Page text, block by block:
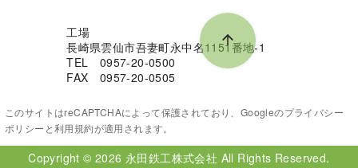
工場
長崎県雲仙市吾妻町永中名1151番地-1
TEL 0957-20-0500
FAX 0957-20-0505
このサイトはreCAPTCHAによって保護されており、Googleのプライバシー
ポリシー と利用規約が適用されます。
Copyright © 2026 永田鉄工株式会社 All Rights Reserved.